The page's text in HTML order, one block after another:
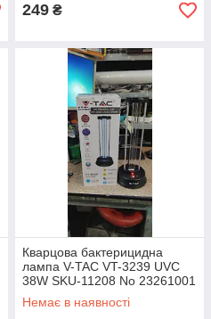
249 ₴
Кварцова бактерицидна
лампа V-TAC VT-3239 UVC
38W SKU-11208 No 23261001
Немає в наявності